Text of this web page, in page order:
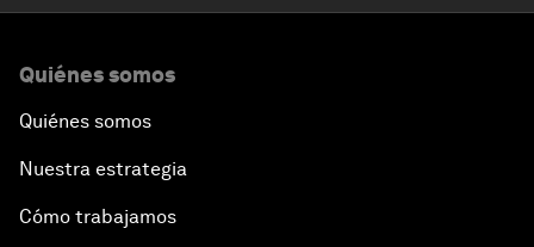
Quiénes somos
Quiénes somos
Nuestra estrategia
Cómo trabajamos